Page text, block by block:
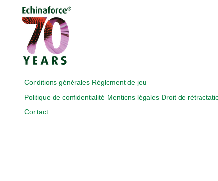
Conditions générales Règlement de jeu
Politique de confidentialité Mentions légales Droit de
Contact